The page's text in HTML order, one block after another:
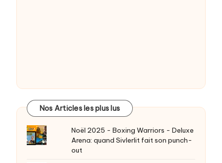
Nos Articles les plus lus
Noël 2025 - Boxing Warriors - Deluxe
Arena: quand Sivlerlit fait son punch-
out